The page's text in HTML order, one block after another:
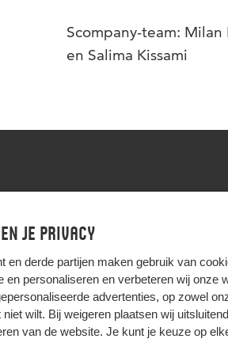
je privacy
en derde partijen maken gebruik van
en personaliseren en verbeteren wij onze
advertenties, op zowel
niet wilt. Bij weigeren plaatsen wij
van de website. Je kunt je keuze op
Scompany-team:
en Salima Kissami
HIER KOMT